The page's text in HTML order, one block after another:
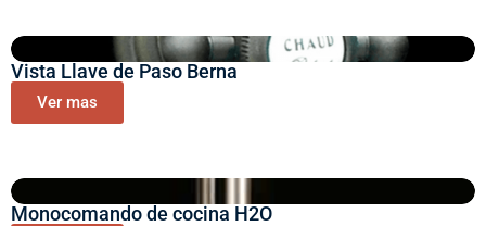
Vista Llave de Paso Berna
Ver mas
Monocomando de cocina H2O